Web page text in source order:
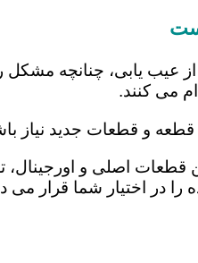
عیب یابی، چنانچه مشکل
می کنند.
و قطعات جدید نیاز
اصلی و
را در اختیار شما قرار می